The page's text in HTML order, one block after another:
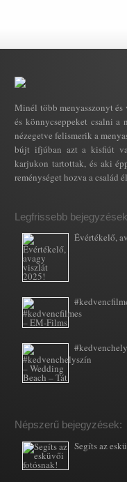
Minél több menyasszonyt
és könnycseppeket csalni a
nézegetve felismerik a
bújt ifjúban azt a kisfiút
karjukon tartottak, és aki
reménységet hozva a család
Legfrissebb
Évértékelő,
Népszerű bejegyzések:
Segíts az